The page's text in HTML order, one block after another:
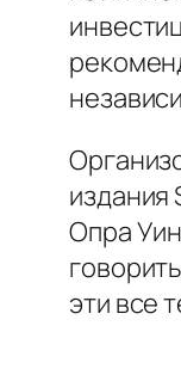
издания
Опра
эти все